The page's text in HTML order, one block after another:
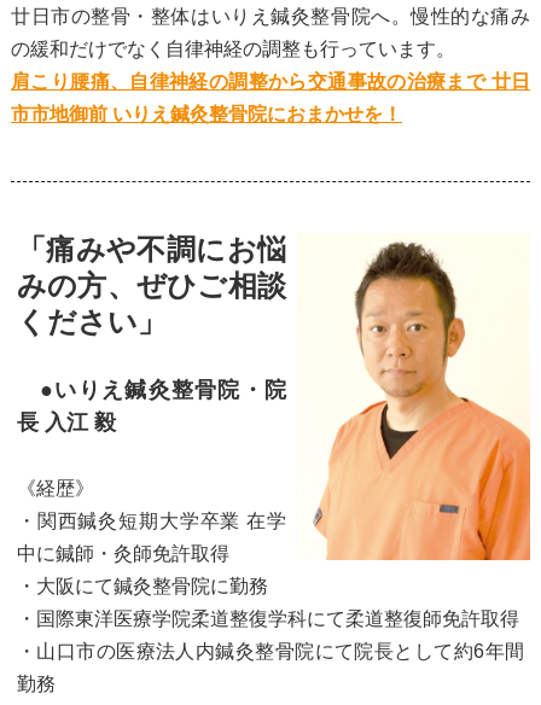
廿日市の整骨・整体はいりえ鍼灸整骨院へ。慢性的な痛み
の緩和だけでなく自律神経の調整も行っています。
肩こり腰痛、自律神経の調整から交通事故の治療まで 廿日
市市地御前 いりえ鍼灸整骨院におまかせを！
「痛みや不調にお悩
みの方、ぜひご相談
ください」
●いりえ鍼灸整骨院・院
長 入江 毅
《経歴》
・関西鍼灸短期大学卒業 在学
中に鍼師・灸師免許取得
・大阪にて鍼灸整骨院に勤務
・国際東洋医療学院柔道整復学科にて柔道整復師免許取得
・山口市の医療法人内鍼灸整骨院にて院長として約6年間
勤務